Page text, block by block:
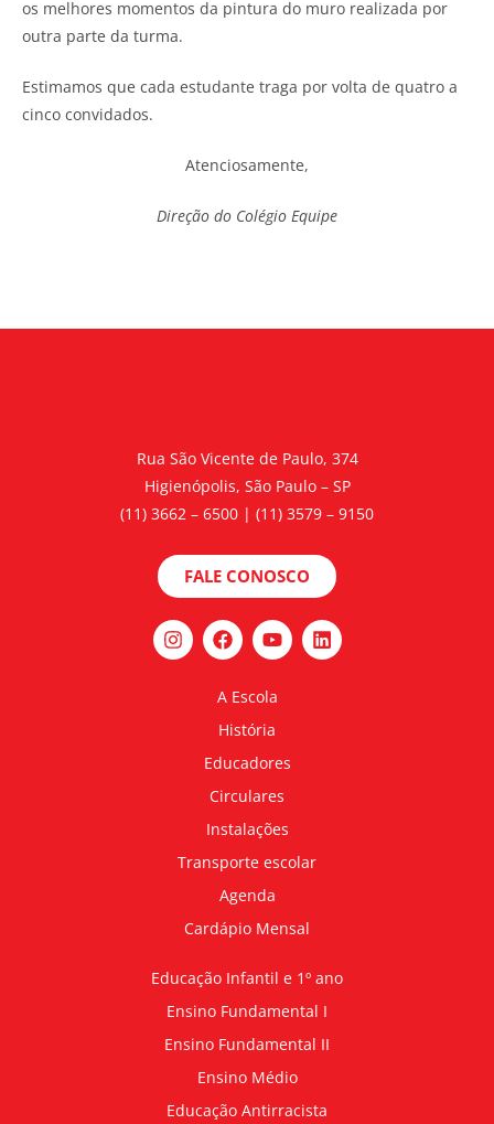
os melhores momentos da pintura do muro realizada por
outra parte da turma.
Estimamos que cada estudante traga por volta de quatro a
cinco convidados.
Atenciosamente,
Direção do Colégio Equipe
Rua São Vicente de Paulo, 374
Higienópolis, São Paulo – SP
(11) 3662 – 6500 | (11) 3579 – 9150
FALE CONOSCO
A Escola
História
Educadores
Circulares
Instalações
Transporte escolar
Agenda
Cardápio Mensal
Educação Infantil e 1º ano
Ensino Fundamental I
Ensino Fundamental II
Ensino Médio
Educação Antirracista